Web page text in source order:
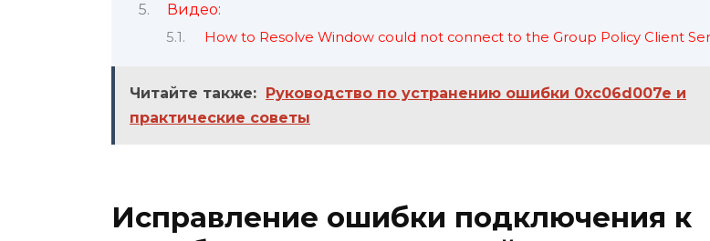
Видео:
How to Resolve Window could not connect to the Group Policy Client
Читайте также: Руководство по устранению ошибки 0xc06d007e и
практические советы
Исправление ошибки подключения к